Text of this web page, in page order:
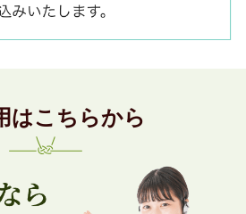
はこちらから